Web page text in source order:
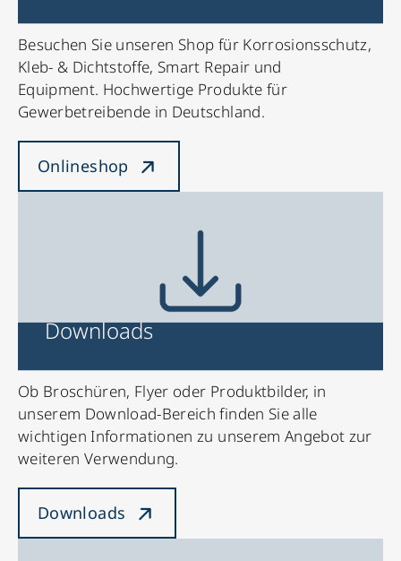
Besuchen Sie unseren Shop für Korrosionsschutz,
Kleb- & Dichtstoffe, Smart Repair und
Equipment. Hochwertige Produkte für
Gewerbetreibende in Deutschland.
Onlineshop
Downloads
Ob Broschüren, Flyer oder Produktbilder, in
unserem Download-Bereich finden Sie alle
wichtigen Informationen zu unserem Angebot zur
weiteren Verwendung.
Downloads